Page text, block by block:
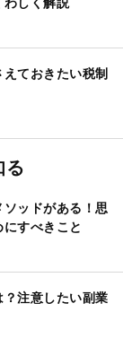
ておきたい税制
る
ッドがある！思
すべきこと
注意したい副業